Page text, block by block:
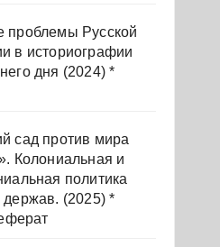
проблемы Русской
в историографии
дня (2024) *
сад против мира
Колониальная и
политика
держав. (2025) *